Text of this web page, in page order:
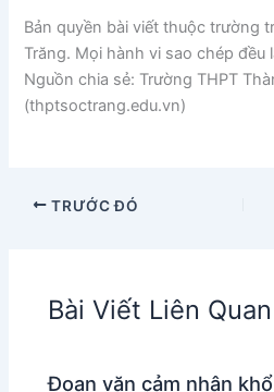
Bản quyền bài viết thuộc trường
Trăng. Mọi hành vi sao chép đều
Nguồn chia sẻ: Trường THPT
(thptsoctrang.edu.vn)
TRƯỚC ĐÓ
Bài Viết Liên Quan
Đoạn văn cảm nhận